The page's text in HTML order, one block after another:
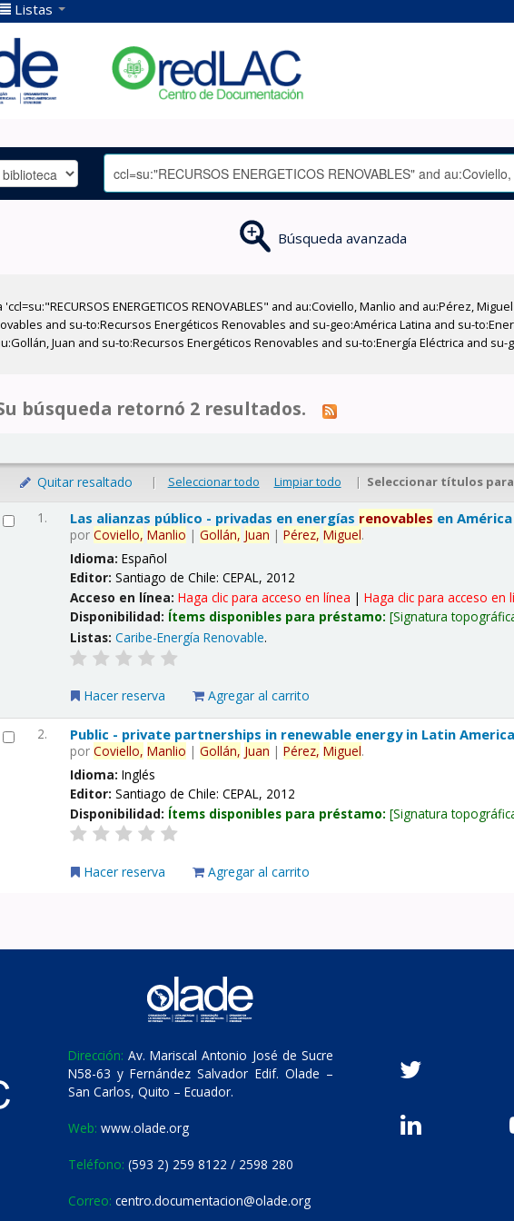
Listas
Búsqueda avanzada
ENERGETICOS RENOVABLES" and au:Coviello, Manlio and au:Pérez,
and su-to:Recursos Energéticos Renovables and su-geo:América Latina and su-
Juan and su-to:Recursos Energéticos Renovables and su-to:Energía Eléctrica and
búsqueda retornó 2 resultados.
Quitar resaltado | Seleccionar todo Limpiar todo | Seleccionar títulos
1. Las alianzas público - privadas en energías renovables en América
porCoviello, Manlio |Gollán, Juan |Pérez, Miguel.
Idioma:Español
Editor:Santiago de Chile: CEPAL, 2012
Acceso en línea:Haga clic para acceso en línea |Haga clic para acceso en
Disponibilidad: Ítems disponibles para préstamo: Signatura
Listas: Caribe-Energía Renovable.
Hacer reserva Agregar al carrito
2. Public - private partnerships in renewable energy in Latin
porCoviello, Manlio |Gollán, Juan |Pérez, Miguel.
Idioma:Inglés
Editor:Santiago de Chile: CEPAL, 2012
Disponibilidad: Ítems disponibles para préstamo: Signatura
Hacer reserva Agregar al carrito
Dirección: Av. Mariscal Antonio José de Sucre
N58-63 y Fernández Salvador Edif. Olade –
San Carlos, Quito – Ecuador.
Web: www.olade.org
Teléfono: (593 2) 259 8122 / 2598 280
Correo: centro.documentacion@olade.org